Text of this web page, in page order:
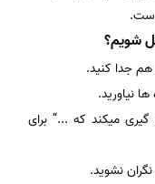
شویم؟
جدا کنید.
نیاورید.
گیری میکند که ...“ برای
نشوید.